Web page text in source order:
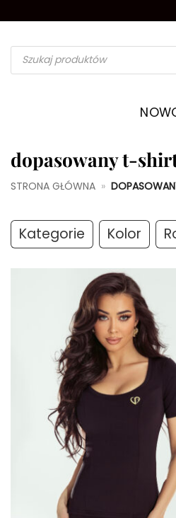
zawartości
Wyszukiwarka
produktów
dopasowany t-
STRONA GŁÓWNA »
Kategorie Kolor